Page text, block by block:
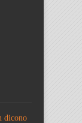
dicono